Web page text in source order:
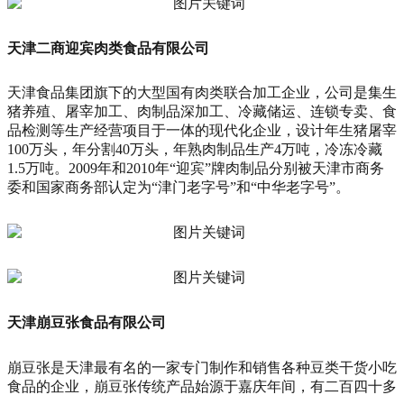
天津二商迎宾肉类食品有限公司
天津食品集团旗下的大型国有肉类联合加工企业，公司是集生
猪养殖、屠宰加工、肉制品深加工、冷藏储运、连锁专卖、食
品检测等生产经营项目于一体的现代化企业，设计年生猪屠宰
100万头，年分割40万头，年熟肉制品生产4万吨，冷冻冷藏
1.5万吨。2009年和2010年“迎宾”牌肉制品分别被天津市商务
委和国家商务部认定为“津门老字号”和“中华老字号”。
天津崩豆张食品有限公司
崩豆张是天津最有名的一家专门制作和销售各种豆类干货小吃
食品的企业，崩豆张传统产品始源于嘉庆年间，有二百四十多